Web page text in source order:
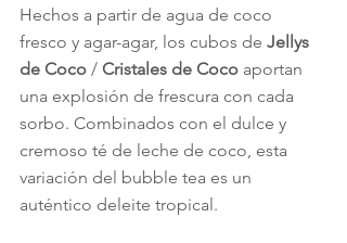
Hechos a partir de agua de coco
fresco y agar-agar, los cubos de Jellys
de Coco / Cristales de Coco aportan
una explosión de frescura con cada
sorbo. Combinados con el dulce y
cremoso té de leche de coco, esta
variación del bubble tea es un
auténtico deleite tropical.